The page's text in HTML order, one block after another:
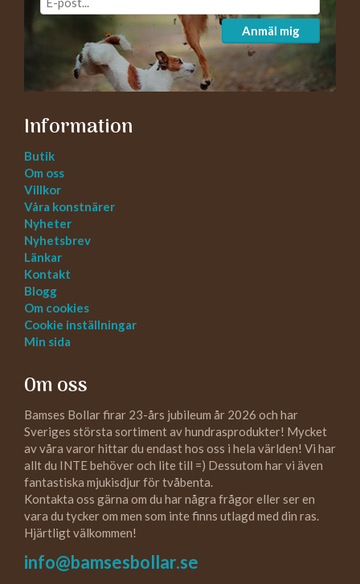
Anmäl mig
Information
Butik
Om oss
Villkor
Våra konstnärer
Nyheter
Nyhetsbrev
Länkar
Kontakt
Blogg
Om cookies
Cookie inställningar
Min sida
Om oss
Bamses Bollar firar 23-års jubileum år 2026 och har
Sveriges största sortiment av hundrasprodukter! Mycket
av våra varor hittar du endast hos oss i hela världen! Vi har
allt du INTE behöver och lite till =) Dessutom har vi även
fantastiska mjukisdjur för tvåbenta.
Kontakta oss gärna om du har några frågor eller ser en
vara du tycker om men som inte finns utlagd med din ras.
Hjärtligt välkommen!
info@bamsesbollar.se